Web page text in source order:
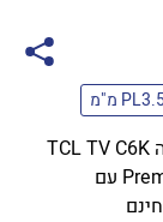
טלוויזיה 55 אינץ חכמה TCL TV C6K
Premium QD-MiniLED 4K עם